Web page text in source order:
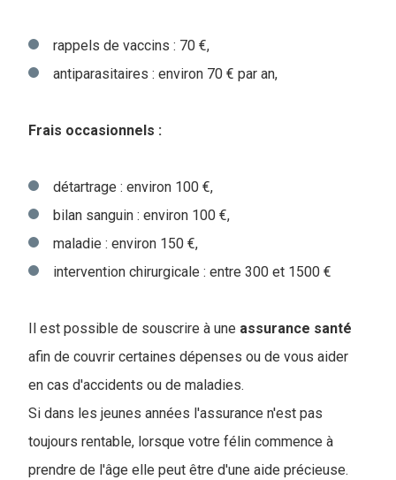
rappels de vaccins : 70 €,
antiparasitaires : environ 70 € par an,
Frais occasionnels :
détartrage : environ 100 €,
bilan sanguin : environ 100 €,
maladie : environ 150 €,
intervention chirurgicale : entre 300 et 1500 €
Il est possible de souscrire à une assurance santé
afin de couvrir certaines dépenses ou de vous aider
en cas d'accidents ou de maladies.
Si dans les jeunes années l'assurance n'est pas
toujours rentable, lorsque votre félin commence à
prendre de l'âge elle peut être d'une aide précieuse.